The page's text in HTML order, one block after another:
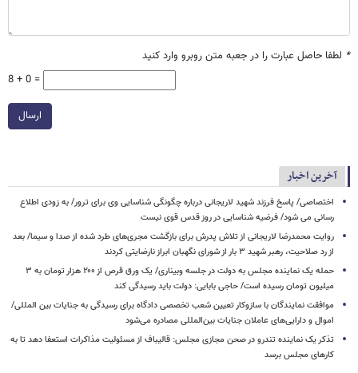
* لطفا حاصل عبارت را در جعبه متن روبرو وارد کنید
8 + 0 =
ارسال
آخرین اخبار
اختصاصی/ پاسخ فرزند شهید لاریجانی درباره چگونگی شناسایی وی برای ترور/ به زودی اطلاع
رسانی می شود/ فرضیه شناسایی در روز قدس قوی نیست
روایت محمدرضا لاریجانی از تلاش پدرش برای بازگشت مجری‌های طرد شده از صدا و سیما/ بعد
از رد صلاحیت، رهبر شهید ۳ بار از شورای نگهبان ابراز نارضایتی کردند
حمله یک نماینده مجلس به دولت در جلسه وبیناری/ یک ورق قرص از ۲۰۰ هزار تومان به ۳
میلیون تومان رسیده است/ حاجی بابایی: دولت باید رسیدگی کند
موافقت نمایندگان با سازوکار تعیین شعب تخصصی دادگاه برای رسیدگی به جنایات بین المللی/
اموال و دارایی‌های عاملان جنایات بین‌المللی مصادره می‌شود
تذکر یک نماینده تندرو در صحن مجازی مجلس: قالیباف از مسئولیت مذاکرات استعفا دهد تا به
کارهای مجلس برسد